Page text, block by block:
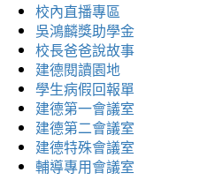
校內直播專區
吳鴻麟獎助學金
校長爸爸說故事
建德閱讀園地
學生病假回報單
建德第一會議室
建德第二會議室
建德特殊會議室
輔導專用會議室